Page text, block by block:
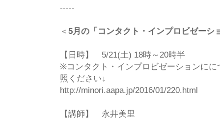
-----
＜ 5月の 「コンタクト・インプロビゼー
【日時】 5/21(土) 18時～20時半
※コンタクト・インプロビゼーションに
照ください↓
http://minori.aapa.jp/2016/01/220.html
【講師】 永井美里